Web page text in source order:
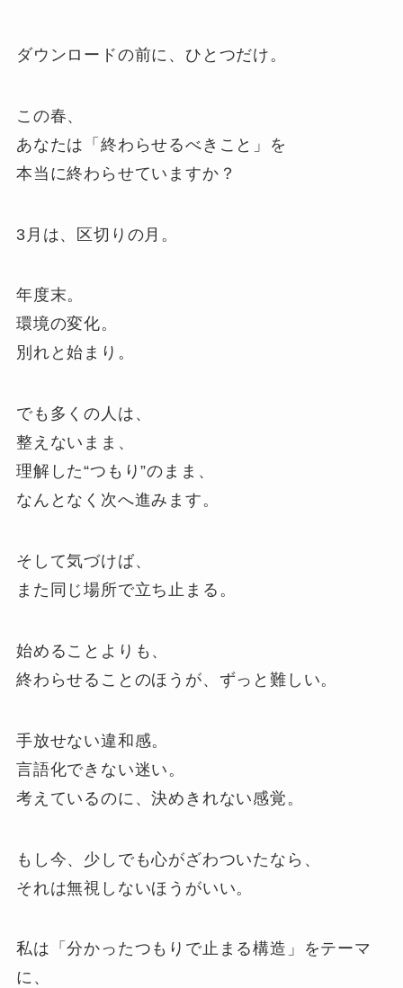
ダウンロードの前に、ひとつだけ。
この春、
あなたは「終わらせるべきこと」を
本当に終わらせていますか？
3月は、区切りの月。
年度末。
環境の変化。
別れと始まり。
でも多くの人は、
整えないまま、
理解した“つもり”のまま、
なんとなく次へ進みます。
そして気づけば、
また同じ場所で立ち止まる。
始めることよりも、
終わらせることのほうが、ずっと難しい。
手放せない違和感。
言語化できない迷い。
考えているのに、決めきれない感覚。
もし今、少しでも心がざわついたなら、
それは無視しないほうがいい。
私は「分かったつもりで止まる構造」をテーマ
に、